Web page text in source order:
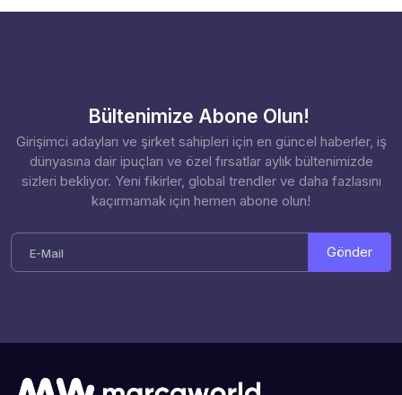
Bültenimize Abone Olun!
Girişimci adayları ve şirket sahipleri için en güncel haberler, iş
dünyasına dair ipuçları ve özel fırsatlar aylık bültenimizde
sizleri bekliyor. Yeni fikirler, global trendler ve daha fazlasını
kaçırmamak için hemen abone olun!
Gönder